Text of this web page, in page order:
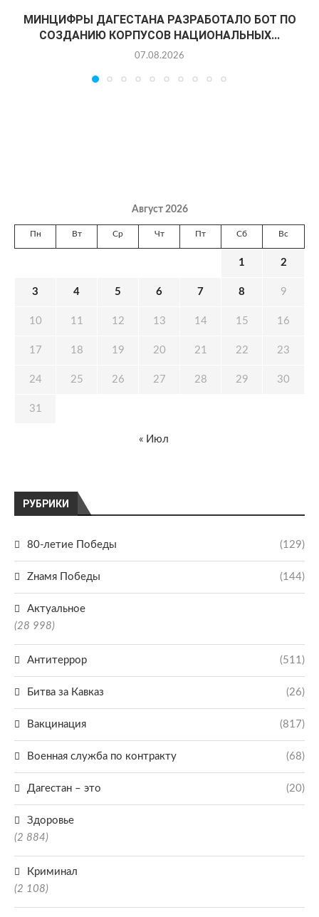
МИНЦИФРЫ ДАГЕСТАНА РАЗРАБОТАЛО БОТ ПО
СОЗДАНИЮ КОРПУСОВ НАЦИОНАЛЬНЫХ...
07.08.2026
РУБРИКИ
80-летие Победы (129)
Zнамя Победы (144)
Актуальное
(28 998)
Антитеррор (511)
Битва за Кавказ (26)
Вакцинация (817)
Военная служба по контракту (68)
Дагестан – это (20)
Здоровье
(2 884)
Криминал
(2 108)
Август 2026
Пн Вт Ср Чт Пт Сб Вс
1 2
3 4 5 6 7 8 9
10 11 12 13 14 15 16
17 18 19 20 21 22 23
24 25 26 27 28 29 30
31
« Июл